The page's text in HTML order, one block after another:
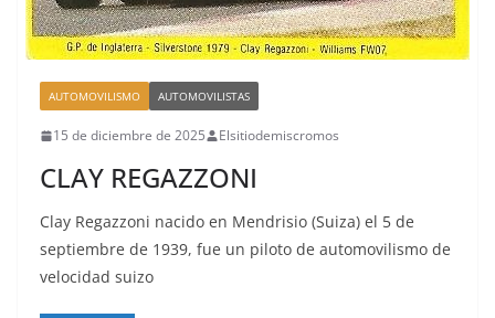
AUTOMOVILISMO AUTOMOVILISTAS
15 de diciembre de 2025 Elsitiodemiscromos
CLAY REGAZZONI
Clay Regazzoni nacido en Mendrisio (Suiza) el 5 de
septiembre de 1939, fue un piloto de automovilismo de
velocidad suizo